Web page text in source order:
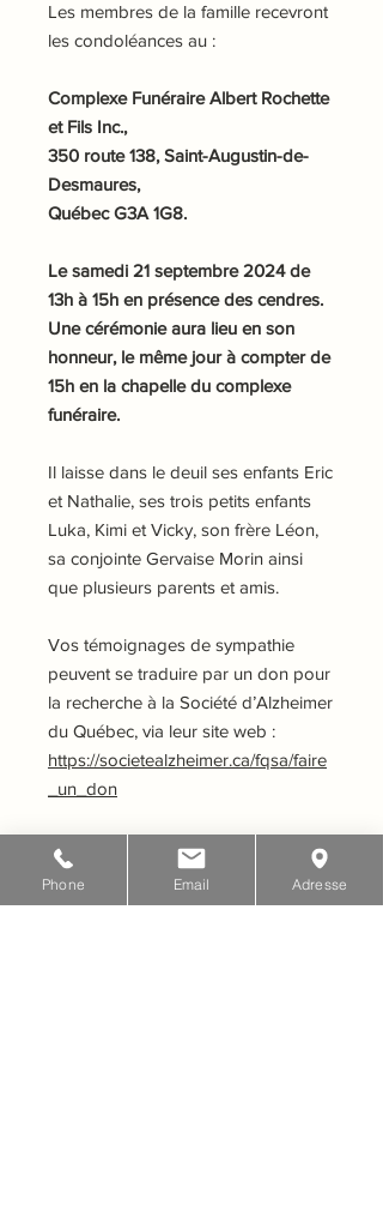
Les membres de la famille recevront
les condoléances au :
Complexe Funéraire Albert Rochette
et Fils Inc.,
350 route 138, Saint-Augustin-de-
Desmaures,
Québec G3A 1G8.
Le samedi 21 septembre 2024 de
13h à 15h en présence des cendres.
Une cérémonie aura lieu en son
honneur, le même jour à compter de
15h en la chapelle du complexe
funéraire.
Il laisse dans le deuil ses enfants Eric
et Nathalie, ses trois petits enfants
Luka, Kimi et Vicky, son frère Léon,
sa conjointe Gervaise Morin ainsi
que plusieurs parents et amis.
Vos témoignages de sympathie
peuvent se traduire par un don pour
la recherche à la Société d’Alzheimer
du Québec, via leur site web :
https://societealzheimer.ca/fqsa/faire
_un_don
ENVOYEZ VOS MESSAGES DE
CONDOLÉANCES
Phone Email Adresse